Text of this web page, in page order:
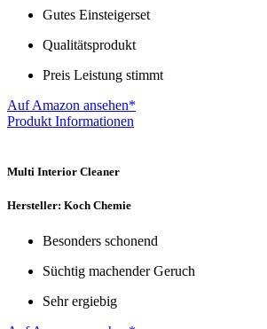
Gutes Einsteigerset
Qualitätsprodukt
Preis Leistung stimmt
Auf Amazon ansehen*
Produkt Informationen
Multi Interior Cleaner
Hersteller: Koch Chemie
Besonders schonend
Süchtig machender Geruch
Sehr ergiebig